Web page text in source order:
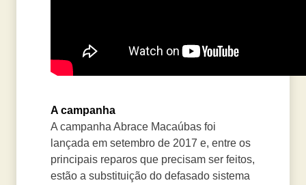
A campanha
A campanha Abrace Macaúbas foi
lançada em setembro de 2017 e, entre os
principais reparos que precisam ser feitos,
estão a substituição do defasado sistema